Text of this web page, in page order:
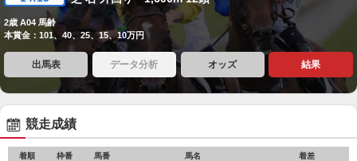
2歳 A04 馬齢
本賞金：101、40、25、15、10万円
出馬表 データ分析 オッズ 結果
競走成績
着順 枠番 馬番 馬名 着差